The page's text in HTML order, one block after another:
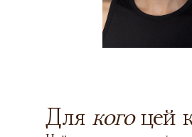
Для когоцей